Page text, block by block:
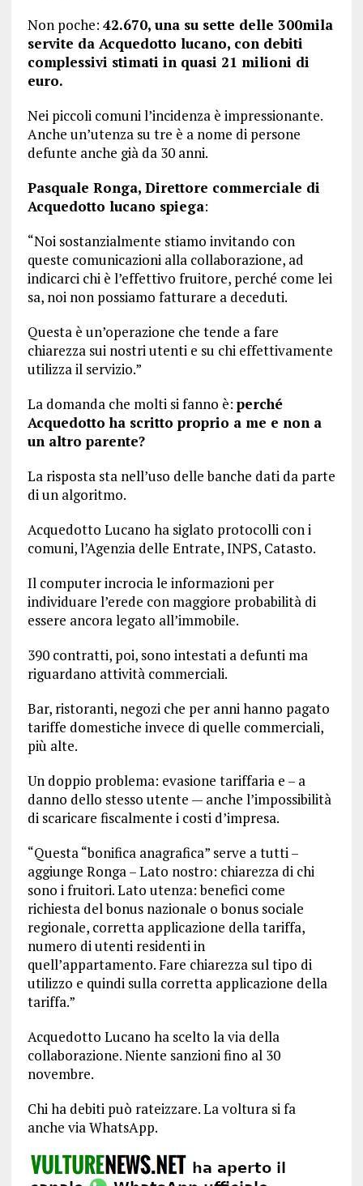
Non poche: 42.670, una su sette delle 300mila
servite da Acquedotto lucano, con debiti
complessivi stimati in quasi 21 milioni di
euro.
Nei piccoli comuni l’incidenza è impressionante.
Anche un’utenza su tre è a nome di persone
defunte anche già da 30 anni.
Pasquale Ronga, Direttore commerciale di
Acquedotto lucano spiega:
“Noi sostanzialmente stiamo invitando con
queste comunicazioni alla collaborazione, ad
indicarci chi è l’effettivo fruitore, perché come lei
sa, noi non possiamo fatturare a deceduti.
Questa è un’operazione che tende a fare
chiarezza sui nostri utenti e su chi effettivamente
utilizza il servizio.”
La domanda che molti si fanno è: perché
Acquedotto ha scritto proprio a me e non a
un altro parente?
La risposta sta nell’uso delle banche dati da parte
di un algoritmo.
Acquedotto Lucano ha siglato protocolli con i
comuni, l’Agenzia delle Entrate, INPS, Catasto.
Il computer incrocia le informazioni per
individuare l’erede con maggiore probabilità di
essere ancora legato all’immobile.
390 contratti, poi, sono intestati a defunti ma
riguardano attività commerciali.
Bar, ristoranti, negozi che per anni hanno pagato
tariffe domestiche invece di quelle commerciali,
più alte.
Un doppio problema: evasione tariffaria e – a
danno dello stesso utente — anche l’impossibilità
di scaricare fiscalmente i costi d’impresa.
“Questa “bonifica anagrafica” serve a tutti –
aggiunge Ronga – Lato nostro: chiarezza di chi
sono i fruitori. Lato utenza: benefici come
richiesta del bonus nazionale o bonus sociale
regionale, corretta applicazione della tariffa,
numero di utenti residenti in
quell’appartamento. Fare chiarezza sul tipo di
utilizzo e quindi sulla corretta applicazione della
tariffa.”
Acquedotto Lucano ha scelto la via della
collaborazione. Niente sanzioni fino al 30
novembre.
Chi ha debiti può rateizzare. La voltura si fa
anche via WhatsApp.